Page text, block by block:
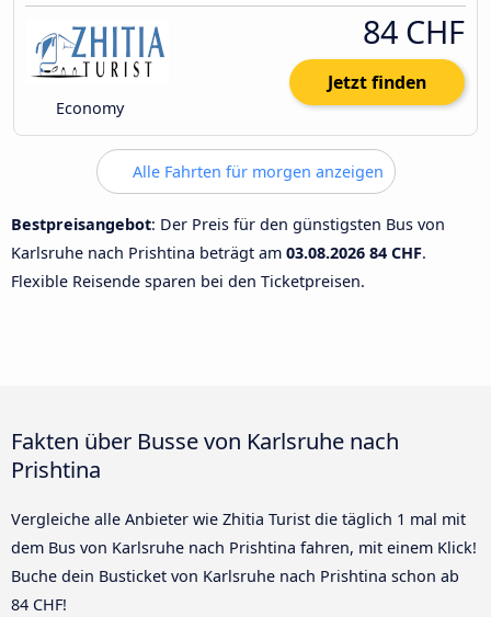
Economy
84 CHF
Jetzt finden
Alle Fahrten für morgen anzeigen
Bestpreisangebot: Der Preis für den günstigsten Bus von
Karlsruhe nach Prishtina beträgt am 03.08.2026 84 CHF.
Flexible Reisende sparen bei den Ticketpreisen.
Fakten über Busse von Karlsruhe nach
Prishtina
Vergleiche alle Anbieter wie Zhitia Turist die täglich 1 mal mit
dem Bus von Karlsruhe nach Prishtina fahren, mit einem Klick!
Buche dein Busticket von Karlsruhe nach Prishtina schon ab
84 CHF!